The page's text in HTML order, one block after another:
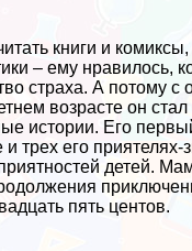
книги и
– ему нравилось,
стpaxa. А потому с
возрасте он
истории. Его
трех его приятелях-
детей.
пять центов.